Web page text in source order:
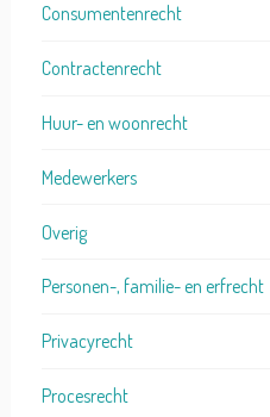
Consumentenrecht
Contractenrecht
Huur- en woonrecht
Medewerkers
Overig
Personen-, familie- en erfrecht
Privacyrecht
Procesrecht